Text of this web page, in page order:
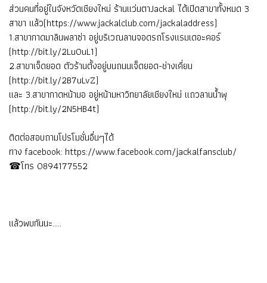
ส่วนคนที่อยู่ในจังหวัดเชียงใหม่ ร้านแว่นตาJackal ได้เปิดสาขาทั้งหมด 3
สาขา แล้ว(https://www.jackalclub.com/jackaladdress)
1.สาขากาดมาลินพลาซ่า อยู่บริเวณลานจอดรถโรงแรมเดอะคอร์
(http://bit.ly/2LuOuL1)
2.สาขาเจ็ดยอด ตัวร้านตั้งอยู่บนถนนเจ็ดยอด-ช่างเคี่ยน
(http://bit.ly/2B7uLvZ)
และ 3.สาขากาดหน้ามอ อยู่หน้ามหาวิทยาลัยเชียงใหม่ แถวลานน้ำพุ
(http://bit.ly/2N5HB4t)
ติดต่อสอบถามโปรโมชั่นอื่นๆได้
ทาง facebook: https://www.facebook.com/jackalfansclub/
☎โทร 0894177552
แล้วพบกันนะ.....